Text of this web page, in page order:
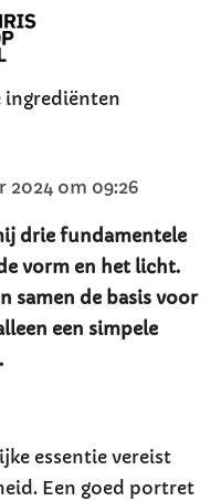
ingrediënten
2024 om 09:26
drie fundamentele
vorm en het licht.
samen de basis voor
een simpele
essentie vereist
Een goed portret